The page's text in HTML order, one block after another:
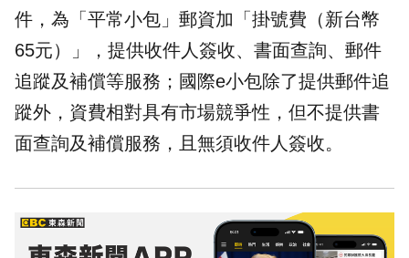
件，為「平常小包」郵資加「掛號費（新台幣
65元）」，提供收件人簽收、書面查詢、郵件
追蹤及補償等服務；國際e小包除了提供郵件追
蹤外，資費相對具有市場競爭性，但不提供書
面查詢及補償服務，且無須收件人簽收。